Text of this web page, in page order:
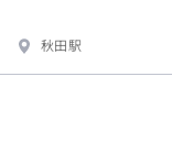
秋田駅